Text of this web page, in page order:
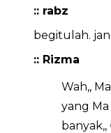
:: rabz
begitulah.
:: Rizma
Wah,,
yang
banyak,,